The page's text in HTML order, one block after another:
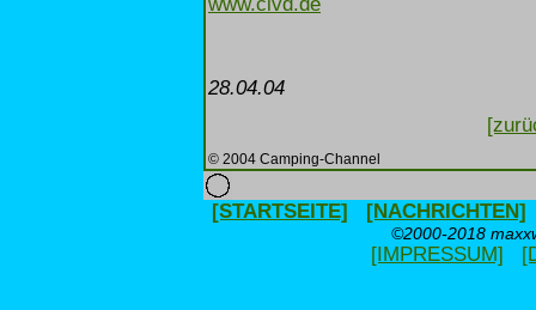
28.04.04
© 2004 Camping-Channel
[STARTSEITE] [NACHRICHTEN]
©2000-2018
[IMPRESSUM]